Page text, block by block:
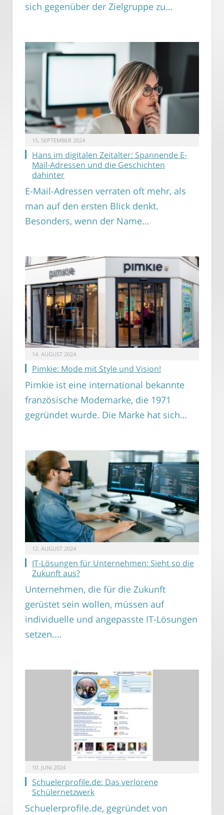
sich gegenüber der Zielgruppe zu…
15. SEPTEMBER 2024
Hans im digitalen Zeitalter: Spannende E-
Mail-Adressen und die Geschichten
dahinter
E-Mail-Adressen verraten oft mehr, als
man auf den ersten Blick denkt.
Besonders, wenn der Name…
14. AUGUST 2024
Pimkie: Mode mit Style und Vision!
Pimkie ist eine international bekannte
französische Modemarke, die 1971
gegründet wurde. Die Marke hat sich…
12. AUGUST 2024
IT-Lösungen für Unternehmen: Sieht so die
Zukunft aus?
Unternehmen, die für die Zukunft
gerüstet sein wollen, müssen auf
individuelle und angepasste IT-Lösungen
setzen.…
10. JUNI 2024
Schuelerprofile.de: Das verlorene
Schülernetzwerk
Schuelerprofile.de, gegründet von